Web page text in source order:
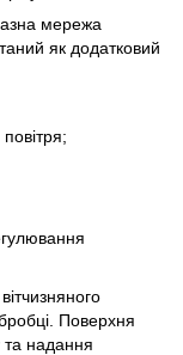
мережа
як додатковий
Поверхня
надання